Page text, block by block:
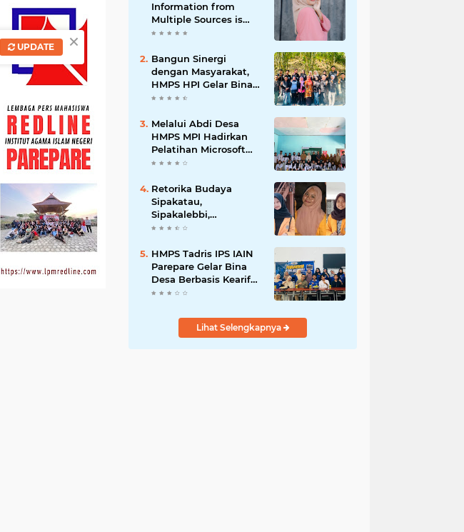
Information from
Multiple Sources is
Important
Bangun Sinergi
dengan Masyarakat,
HMPS HPI Gelar Bina
Desa di Pulau Battoa
Melalui Abdi Desa
HMPS MPI Hadirkan
Pelatihan Microsoft
Office
Retorika Budaya
Sipakatau,
Sipakalebbi,
Sipakainge yang
Suku Bugis
HMPS Tadris IPS IAIN
Parepare Gelar Bina
Desa Berbasis Kearifan
Lokal
Lihat Selengkapnya
×
UPDATE